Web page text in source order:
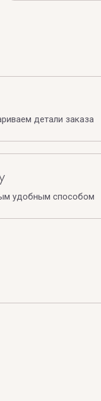
детали заказа
удобным способом